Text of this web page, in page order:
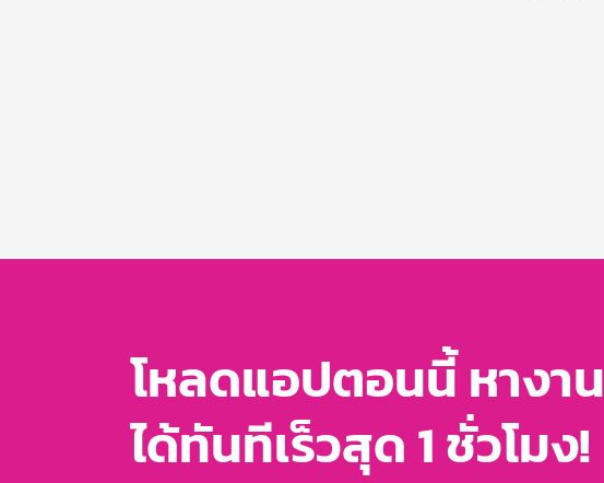
โหลดแอปตอนนี้ หางาน
ได้ทันทีเร็วสุด 1 ชั่วโมง!